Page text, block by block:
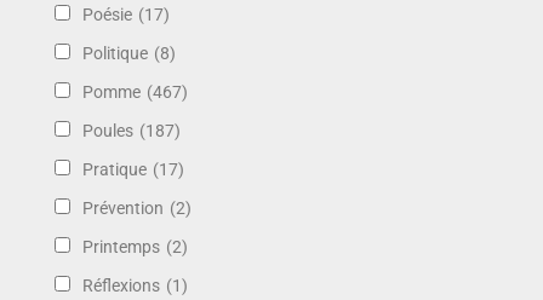
Poésie (17)
Politique (8)
Pomme (467)
Poules (187)
Pratique (17)
Prévention (2)
Printemps (2)
Réflexions (1)